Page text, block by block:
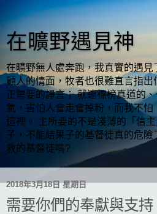
在曠野遇見神
在曠野無人處奔跑，我真實的遇
顧人的情面，牧者也很難直言指
正需要的諍言； 就連標榜真道的
氣，害怕人會走會掉粉，而我不怕
這裡。 主所要的不是淺薄的「信
子，不能結果子的基督徒真的危
救的基督徒嗎?
2018年3月18日 星期日
需要你們的奉獻與支持